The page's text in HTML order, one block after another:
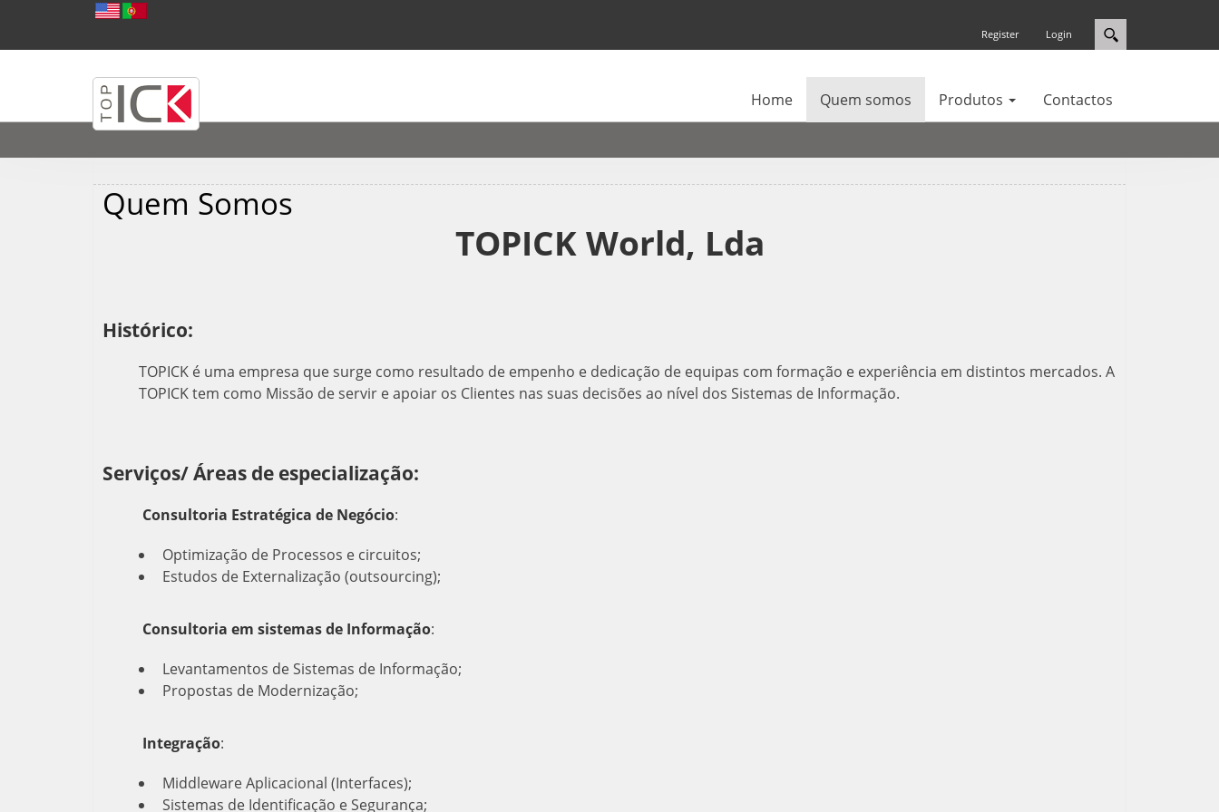
Login
Register
Home Quem somos Produtos Contactos
Quem Somos
TOPICK World, Lda
Histórico:
TOPICK é uma empresa que surge como resultado de empenho e dedicação de equipas com formação e experiência em distintos mercados. A
TOPICK tem como Missão de servir e apoiar os Clientes nas suas decisões ao nível dos Sistemas de Informação.
Serviços/ Áreas de especialização:
Consultoria Estratégica de Negócio:
Optimização de Processos e circuitos;
Estudos de Externalização (outsourcing);
Consultoria em sistemas de Informação:
Levantamentos de Sistemas de Informação;
Propostas de Modernização;
Integração:
Middleware Aplicacional (Interfaces);
Sistemas de Identificação e Segurança;